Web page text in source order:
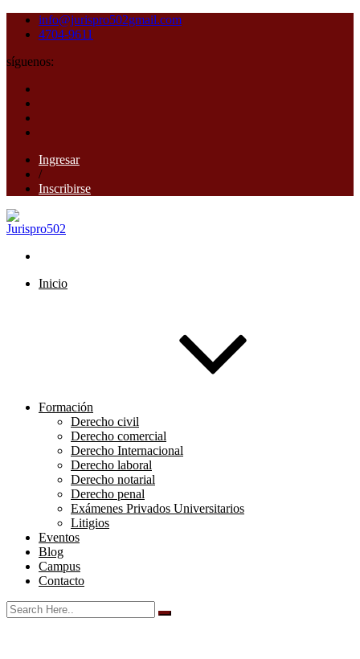
info@jurispro502gmail.com
4704-9611
síguenos:
Ingresar
/
Inscribirse
Inicio
Formación
Derecho civil
Derecho comercial
Derecho Internacional
Derecho laboral
Derecho notarial
Derecho penal
Exámenes Privados Universitarios
Litigios
Eventos
Blog
Campus
Contacto